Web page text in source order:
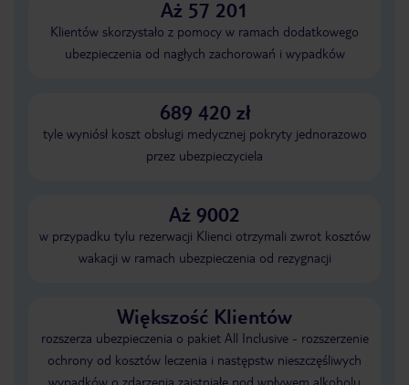
Aż 57 201
Klientów skorzystało z pomocy w ramach dodatkowego
ubezpieczenia od nagłych zachorowań i wypadków
689 420 zł
tyle wyniósł koszt obsługi medycznej pokryty jednorazowo
przez ubezpieczyciela
Aż 9002
w przypadku tylu rezerwacji Klienci otrzymali zwrot kosztów
wakacji w ramach ubezpieczenia od rezygnacji
Większość Klientów
rozszerza ubezpieczenia o pakiet All Inclusive - rozszerzenie
ochrony od kosztów leczenia i następstw nieszczęśliwych
wypadków o zdarzenia zaistniałe pod wpływem alkoholu